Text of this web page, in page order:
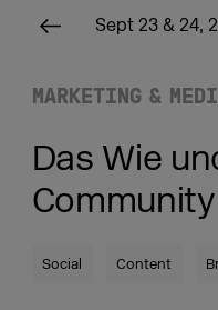
Sept 23 & 24,
MARKETING &
Das Wie
Social Content